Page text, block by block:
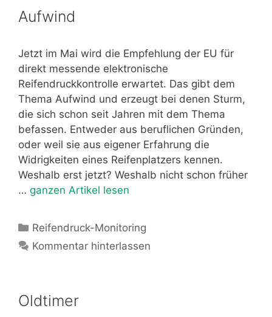
Aufwind
Jetzt im Mai wird die Empfehlung der EU für
direkt messende elektronische
Reifendruckkontrolle erwartet. Das gibt dem
Thema Aufwind und erzeugt bei denen Sturm,
die sich schon seit Jahren mit dem Thema
befassen. Entweder aus beruflichen Gründen,
oder weil sie aus eigener Erfahrung die
Widrigkeiten eines Reifenplatzers kennen.
Weshalb erst jetzt? Weshalb nicht schon früher
… ganzen Artikel lesen
Kategorien
Reifendruck-Monitoring
Kommentar hinterlassen
Oldtimer